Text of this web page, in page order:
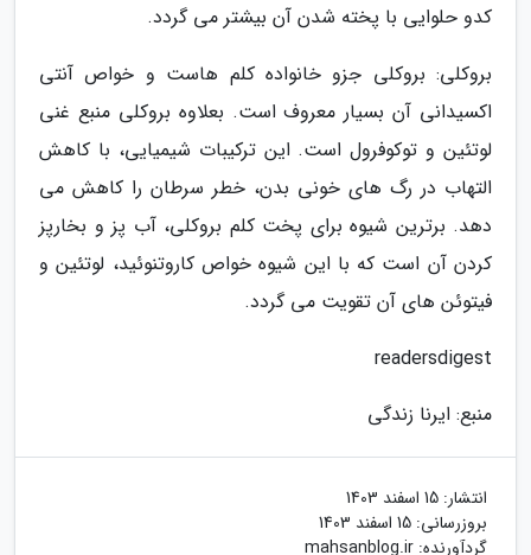
کدو حلوایی با پخته شدن آن بیشتر می گردد.
بروکلی: بروکلی جزو خانواده کلم هاست و خواص آنتی
اکسیدانی آن بسیار معروف است. بعلاوه بروکلی منبع غنی
لوتئین و توکوفرول است. این ترکیبات شیمیایی، با کاهش
التهاب در رگ های خونی بدن، خطر سرطان را کاهش می
دهد. برترین شیوه برای پخت کلم بروکلی، آب پز و بخارپز
کردن آن است که با این شیوه خواص کاروتنوئید، لوتئین و
فیتوئن های آن تقویت می گردد.
readersdigest
منبع: ایرنا زندگی
انتشار: 15 اسفند 1403
بروزرسانی: 15 اسفند 1403
گردآورنده: mahsanblog.ir